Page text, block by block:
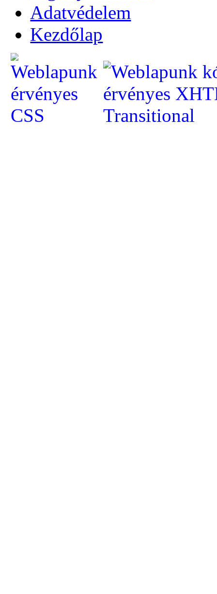
Adatvédelem
Kezdőlap